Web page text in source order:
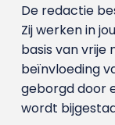
De redactie
Zij werken in
basis van vrije
beïnvloeding
geborgd door
wordt